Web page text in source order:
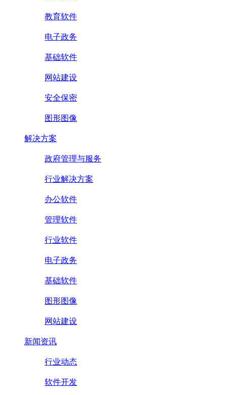
教育软件
电子政务
基础软件
网站建设
安全保密
图形图像
解决方案
政府管理与服务
行业解决方案
办公软件
管理软件
行业软件
电子政务
基础软件
图形图像
网站建设
新闻资讯
行业动态
软件开发